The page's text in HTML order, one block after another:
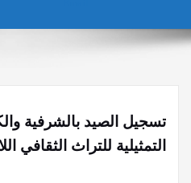
تسجيل الصيد بالشرفية
التمثيلية للتراث الثقافي